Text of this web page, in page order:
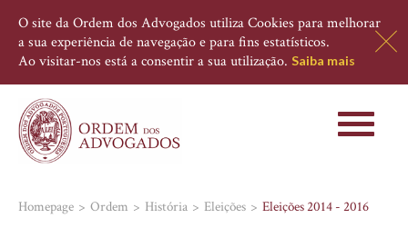
O site da Ordem dos Advogados utiliza Cookies para melhorar
a sua experiência de navegação e para fins estatísticos.
Ao visitar-nos está a consentir a sua utilização. Saiba mais
Toggle
Homepage Ordem História Eleições Eleições 2014 - 2016